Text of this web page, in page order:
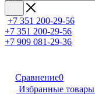
+7 351 200-29-56
+7 351 200-29-56
+7 909 081-29-36
Сравнение0
Избранные товары